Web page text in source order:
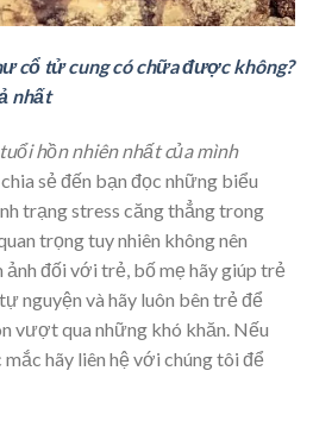
cổ tử cung có chữa được không?
nhất
hồn nhiên nhất của mình
sẻ đến bạn đọc những biểu
trạng stress căng thẳng trong
trọng tuy nhiên không nên
ảnh đối với trẻ, bố mẹ hãy giúp trẻ
nguyện và hãy luôn bên trẻ để
vượt qua những khó khăn. Nếu
hãy liên hệ với chúng tôi để